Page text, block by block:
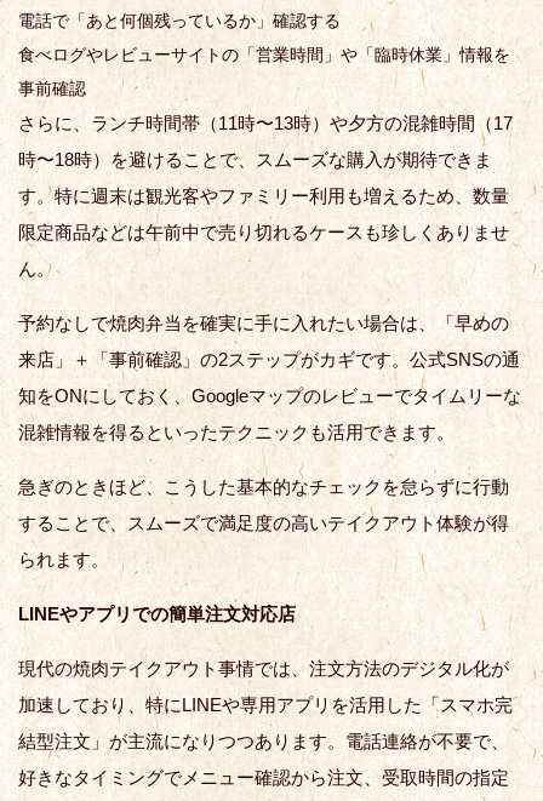
電話で「あと何個残っているか」確認する
食べログやレビューサイトの「営業時間」や「臨時休業」情報を
事前確認
さらに、ランチ時間帯（11時〜13時）や夕方の混雑時間（17
時〜18時）を避けることで、スムーズな購入が期待できま
す。特に週末は観光客やファミリー利用も増えるため、数量
限定商品などは午前中で売り切れるケースも珍しくありませ
ん。
予約なしで焼肉弁当を確実に手に入れたい場合は、「早めの
来店」＋「事前確認」の2ステップがカギです。公式SNSの通
知をONにしておく、Googleマップのレビューでタイムリーな
混雑情報を得るといったテクニックも活用できます。
急ぎのときほど、こうした基本的なチェックを怠らずに行動
することで、スムーズで満足度の高いテイクアウト体験が得
られます。
LINEやアプリでの簡単注文対応店
現代の焼肉テイクアウト事情では、注文方法のデジタル化が
加速しており、特にLINEや専用アプリを活用した「スマホ完
結型注文」が主流になりつつあります。電話連絡が不要で、
好きなタイミングでメニュー確認から注文、受取時間の指定